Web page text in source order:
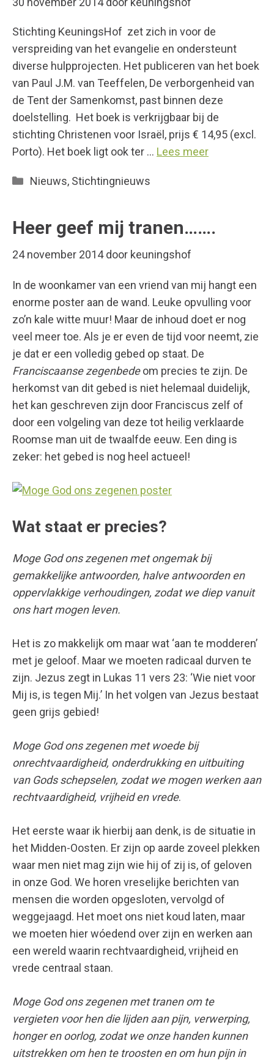
Stichting KeuningsHof zet zich in voor de
verspreiding van het evangelie en ondersteunt
diverse hulpprojecten. Het publiceren van het boek
van Paul J.M. van Teeffelen, De verborgenheid van
de Tent der Samenkomst, past binnen deze
doelstelling. Het boek is verkrijgbaar bij de
stichting Christenen voor Israël, prijs € 14,95 (excl.
Porto). Het boek ligt ook ter … Lees meer
Categorieën
Nieuws, Stichtingnieuws
Heer geef mij tranen…….
24 november 2014 door keuningshof
In de woonkamer van een vriend van mij hangt een
enorme poster aan de wand. Leuke opvulling voor
zo’n kale witte muur! Maar de inhoud doet er nog
veel meer toe. Als je er even de tijd voor neemt, zie
je dat er een volledig gebed op staat. De
Franciscaanse zegenbedeom precies te zijn. De
herkomst van dit gebed is niet helemaal duidelijk,
het kan geschreven zijn door Franciscus zelf of
door een volgeling van deze tot heilig verklaarde
Roomse man uit de twaalfde eeuw. Een ding is
zeker: het gebed is nog heel actueel!
Wat staat er precies?
Moge God ons zegenen met ongemak bij
gemakkelijke antwoorden, halve antwoorden en
oppervlakkige verhoudingen, zodat we diep vanuit
ons hart mogen leven.
Het is zo makkelijk om maar wat ‘aan te modderen’
met je geloof. Maar we moeten radicaal durven te
zijn. Jezus zegt in Lukas 11 vers 23: ‘Wie niet voor
Mij is, is tegen Mij.’ In het volgen van Jezus bestaat
geen grijs gebied!
Moge God ons zegenen met woede bij
onrechtvaardigheid, onderdrukking en uitbuiting
van Gods schepselen, zodat we mogen werken aan
rechtvaardigheid, vrijheid en vrede.
Het eerste waar ik hierbij aan denk, is de situatie in
het Midden-Oosten. Er zijn op aarde zoveel plekken
waar men niet mag zijn wie hij of zij is, of geloven
in onze God. We horen vreselijke berichten van
mensen die worden opgesloten, vervolgd of
weggejaagd. Het moet ons niet koud laten, maar
we moeten hier wóedend over zijn en werken aan
een wereld waarin rechtvaardigheid, vrijheid en
vrede centraal staan.
Moge God ons zegenen met tranen om te
vergieten voor hen die lijden aan pijn, verwerping,
honger en oorlog, zodat we onze handen kunnen
uitstrekken om hen te troosten en om hun pijn in